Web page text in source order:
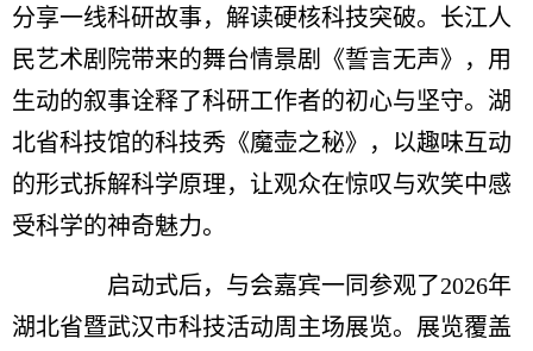
分享一线科研故事，解读硬核科技突破。长江人
民艺术剧院带来的舞台情景剧《誓言无声》，用
生动的叙事诠释了科研工作者的初心与坚守。湖
北省科技馆的科技秀《魔壶之秘》，以趣味互动
的形式拆解科学原理，让观众在惊叹与欢笑中感
受科学的神奇魅力。
启动式后，与会嘉宾一同参观了2026年
湖北省暨武汉市科技活动周主场展览。展览覆盖